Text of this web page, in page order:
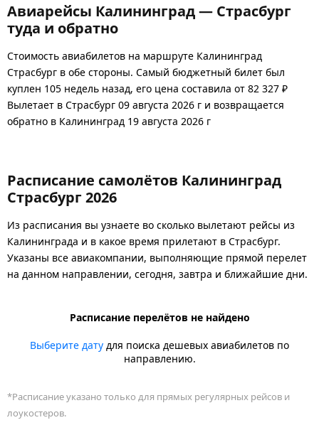
Авиарейсы Калининград — Страсбург
туда и обратно
Стоимость авиабилетов на маршруте Калининград
Страсбург в обе стороны. Самый бюджетный билет был
куплен 105 недель назад, его цена составила от 82 327 ₽
Вылетает в Страсбург 09 августа 2026 г и возвращается
обратно в Калининград 19 августа 2026 г
Расписание самолётов Калининград
Страсбург 2026
Из расписания вы узнаете во сколько вылетают рейсы из
Калининграда и в какое время прилетают в Страсбург.
Указаны все авиакомпании, выполняющие прямой перелет
на данном направлении, сегодня, завтра и ближайшие дни.
Расписание перелётов не найдено
Выберите дату для поиска дешевых авиабилетов по
направлению.
*Расписание указано только для прямых регулярных рейсов и
лоукостеров.